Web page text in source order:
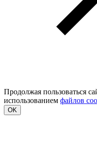
Продолжая пользоваться
использованием файлов
OK